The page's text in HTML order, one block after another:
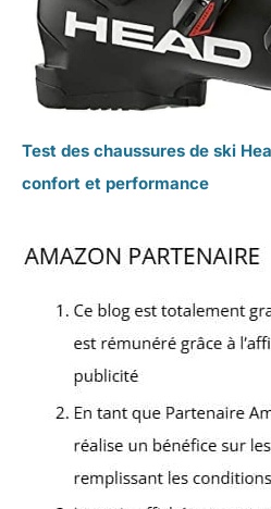
Test des chaussures de ski
confort et performance